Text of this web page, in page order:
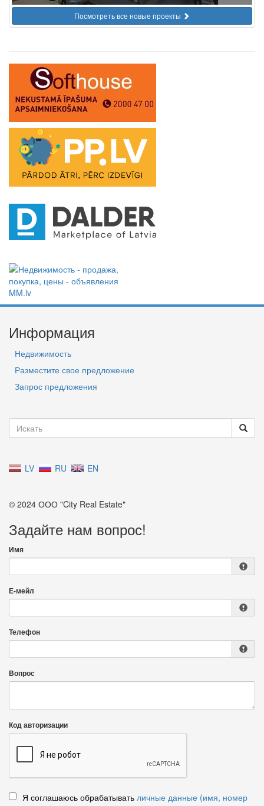
Посмотреть все новые проекты
Информация
Недвижимость
Разместите свое предложение
Запрос предложения
LV RU EN
© 2024 ООО "City Real Estate"
Задайте нам вопрос!
Имя
Е-мейл
Телефон
Вопрос
Код авторизации
Я соглашаюсь обрабатывать личные данные (имя, номер